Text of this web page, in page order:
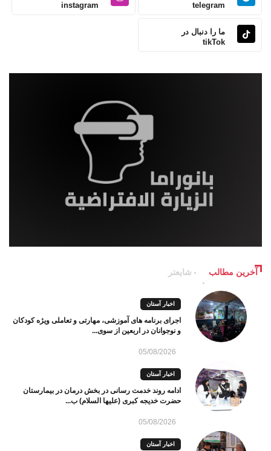
telegram
instagram
ما را دنبال در
tikTok
آخرین مطالب شایعتر
اخبار آستان
اجرای برنامه های آموزشی، مهارتی و تعاملی ویژه کودکان
و نوجوانان در اربعین از سوی...
05/08/2026
اخبار آستان
ادامه روند خدمت رسانی در بخش درمان در بیمارستان
حضرت خدیجه کبری (علیها السلام) ب...
05/08/2026
اخبار آستان